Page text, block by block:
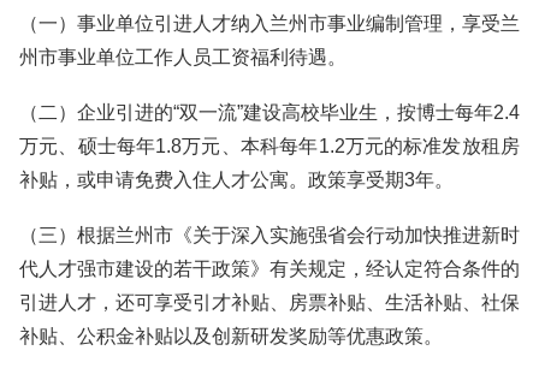
（一）事业单位引进人才纳入兰州市事业编制管理，享受兰
州市事业单位工作人员工资福利待遇。
（二）企业引进的“双一流”建设高校毕业生，按博士每年2.4
万元、硕士每年1.8万元、本科每年1.2万元的标准发放租房
补贴，或申请免费入住人才公寓。政策享受期3年。
（三）根据兰州市《关于深入实施强省会行动加快推进新时
代人才强市建设的若干政策》有关规定，经认定符合条件的
引进人才，还可享受引才补贴、房票补贴、生活补贴、社保
补贴、公积金补贴以及创新研发奖励等优惠政策。